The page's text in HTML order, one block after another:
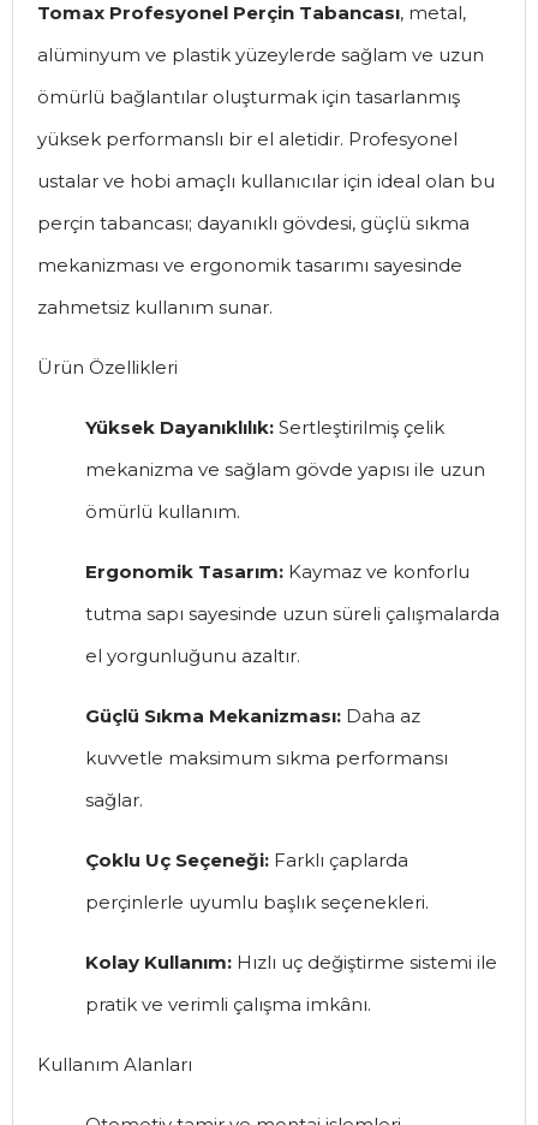
Tomax Profesyonel Perçin Tabancası, metal,
alüminyum ve plastik yüzeylerde sağlam ve uzun
ömürlü bağlantılar oluşturmak için tasarlanmış
yüksek performanslı bir el aletidir. Profesyonel
ustalar ve hobi amaçlı kullanıcılar için ideal olan bu
perçin tabancası; dayanıklı gövdesi, güçlü sıkma
mekanizması ve ergonomik tasarımı sayesinde
zahmetsiz kullanım sunar.
Ürün Özellikleri
Yüksek Dayanıklılık: Sertleştirilmiş çelik
mekanizma ve sağlam gövde yapısı ile uzun
ömürlü kullanım.
Ergonomik Tasarım: Kaymaz ve konforlu
tutma sapı sayesinde uzun süreli çalışmalarda
el yorgunluğunu azaltır.
Güçlü Sıkma Mekanizması: Daha az
kuvvetle maksimum sıkma performansı
sağlar.
Çoklu Uç Seçeneği: Farklı çaplarda
perçinlerle uyumlu başlık seçenekleri.
Kolay Kullanım: Hızlı uç değiştirme sistemi ile
pratik ve verimli çalışma imkânı.
Kullanım Alanları